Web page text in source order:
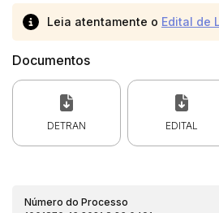
Leia atentamente o Edital de
Documentos
DETRAN EDITAL
Número do Processo